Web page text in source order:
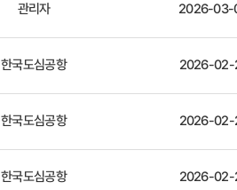
관리자 2026-03-
한국도심공항 2026-02-
한국도심공항 2026-02-
한국도심공항 2026-02-